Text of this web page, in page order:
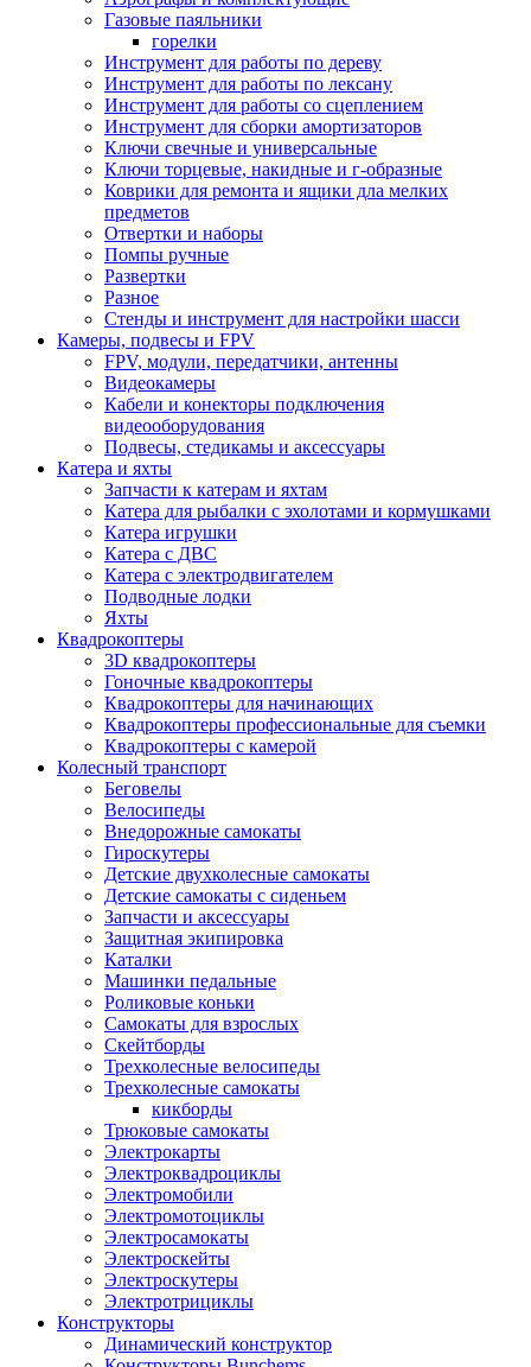
Газовые паяльники
горелки
Инструмент для работы по дереву
Инструмент для работы по лексану
Инструмент для работы со сцеплением
Инструмент для сборки амортизаторов
Ключи свечные и универсальные
Ключи торцевые, накидные и г-образные
Коврики для ремонта и ящики дла мелких
предметов
Отвертки и наборы
Помпы ручные
Развертки
Разное
Стенды и инструмент для настройки шасси
Камеры, подвесы и FPV
FPV, модули, передатчики, антенны
Видеокамеры
Кабели и конекторы подключения
видеооборудования
Подвесы, стедикамы и аксессуары
Катера и яхты
Запчасти к катерам и яхтам
Катера для рыбалки с эхолотами и кормушками
Катера игрушки
Катера с ДВС
Катера с электродвигателем
Подводные лодки
Яхты
Квадрокоптеры
3D квадрокоптеры
Гоночные квадрокоптеры
Квадрокоптеры для начинающих
Квадрокоптеры профессиональные для съемки
Квадрокоптеры с камерой
Колесный транспорт
Беговелы
Велосипеды
Внедорожные самокаты
Гироскутеры
Детские двухколесные самокаты
Детские самокаты с сиденьем
Запчасти и аксессуары
Защитная экипировка
Каталки
Машинки педальные
Роликовые коньки
Самокаты для взрослых
Скейтборды
Трехколесные велосипеды
Трехколесные самокаты
кикборды
Трюковые самокаты
Электрокарты
Электроквадроциклы
Электромобили
Электромотоциклы
Электросамокаты
Электроскейты
Электроскутеры
Электротрициклы
Конструкторы
Динамический конструктор